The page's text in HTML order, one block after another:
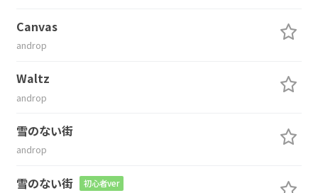
Canvas
androp
Waltz
androp
雪のない街
androp
雪のない街 初心者ver